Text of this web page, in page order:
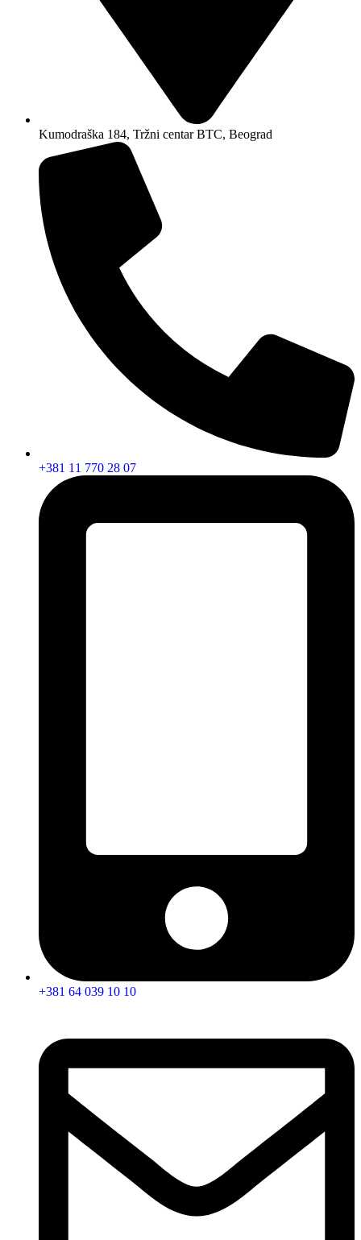
Kumodraška 184, Tržni centar BTC, Beograd
+381 11 770 28 07
+381 64 039 10 10